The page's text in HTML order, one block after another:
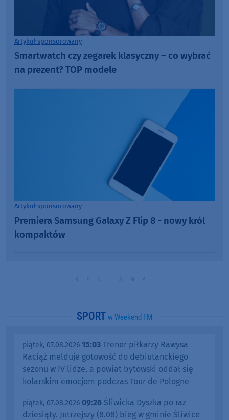
Artykuł sponsorowany
Smartwatch czy zegarek klasyczny – co wybrać
na prezent? TOP modele
Artykuł sponsorowany
Premiera Samsung Galaxy Z Flip 8 - nowy król
kompaktów
SPORT w Weekend FM
piątek, 07.08.2026 15:03 Trener piłkarzy Rawysa
Raciąż melduje gotowość do debiutanckiego
sezonu w IV lidze, a powiat bytowski oddał się
kolarskim emocjom podczas Tour de Pologne
piątek, 07.08.2026 09:26 Śliwicka Dyszka po raz
dziesiąty. Jutrzejszy (8.08) bieg w gminie Śliwice